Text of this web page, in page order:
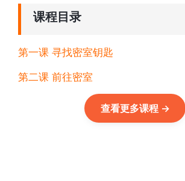
课程目录
第一课 寻找密室钥匙
第二课 前往密室
查看更多课程 →